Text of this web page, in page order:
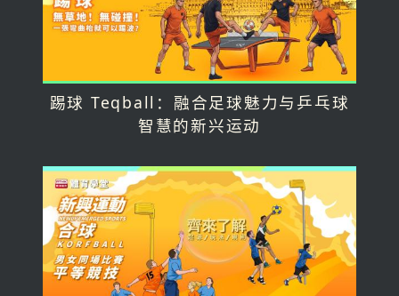
踢球 Teqball：融合足球魅力与乒乓球
智慧的新兴运动